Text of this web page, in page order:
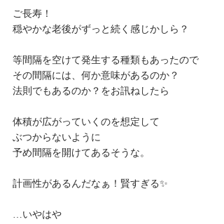
ご長寿！
穏やかな老後がずっと続く感じかしら？
等間隔を空けて発生する種類もあったので
その間隔には、何か意味があるのか？
法則でもあるのか？をお訊ねしたら
体積が広がっていくのを想定して
ぶつからないように
予め間隔を開けてあるそうな。
計画性があるんだなぁ！賢すぎる✨
…いやはや